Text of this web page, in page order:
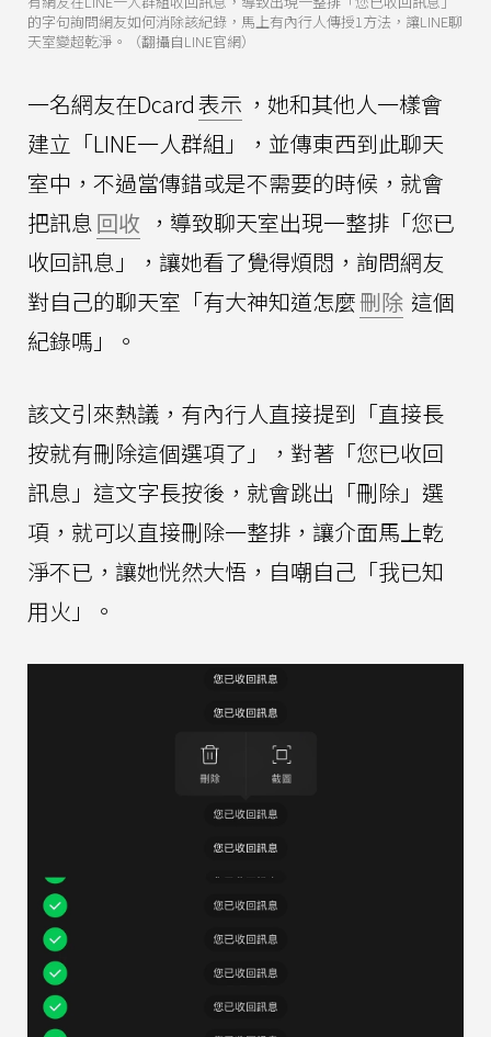
的字句詢問網友如何消除該紀錄，馬上有內行人傳授1方法，讓LINE聊
天室變超乾淨。（翻攝自LINE官網）
一名網友在Dcard表示 ，她和其他人一樣會
建立「LINE一人群組」，並傳東西到此聊天
室中，不過當傳錯或是不需要的時候，就會
把訊息回收 ，導致聊天室出現一整排「您已
收回訊息」，讓她看了覺得煩悶，詢問網友
對自己的聊天室「有大神知道怎麼刪除 這個
紀錄嗎」。
該文引來熱議，有內行人直接提到「直接長
按就有刪除這個選項了」，對著「您已收回
訊息」這文字長按後，就會跳出「刪除」選
項，就可以直接刪除一整排，讓介面馬上乾
淨不已，讓她恍然大悟，自嘲自己「我已知
用火」。